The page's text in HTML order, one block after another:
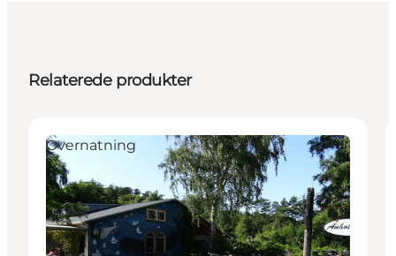
Relaterede produkter
Overnatning